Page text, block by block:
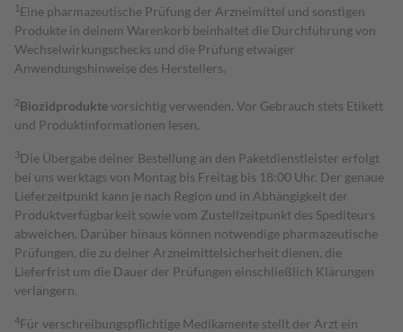
1 Eine pharmazeutische Prüfung der Arzneimittel und sonstigen
Produkte in deinem Warenkorb beinhaltet die Durchführung von
Wechselwirkungschecks und die Prüfung etwaiger
Anwendungshinweise des Herstellers.
2Biozidproduktevorsichtig verwenden. Vor Gebrauch stets Etikett
und Produktinformationen lesen.
3Die Übergabe deiner Bestellung an den Paketdienstleister erfolgt
bei uns werktags von Montag bis Freitag bis 18:00 Uhr. Der genaue
Lieferzeitpunkt kann je nach Region und in Abhängigkeit der
Produktverfügbarkeit sowie vom Zustellzeitpunkt des Spediteurs
abweichen. Darüber hinaus können notwendige pharmazeutische
Prüfungen, die zu deiner Arzneimittelsicherheit dienen, die
Lieferfrist um die Dauer der Prüfungen einschließlich Klärungen
verlängern.
4Für verschreibungspflichtige Medikamente stellt der Arzt ein